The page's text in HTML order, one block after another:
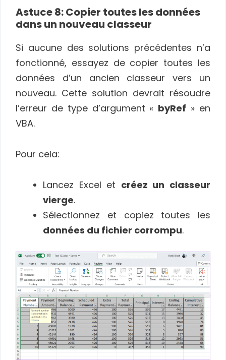
Astuce 8: Copier toutes les données
dans un nouveau classeur
Si aucune des solutions précédentes n’a
fonctionné, essayez de copier toutes les
données d’un ancien classeur vers un
nouveau. Cette solution devrait résoudre
l’erreur de type d’argument « byRef » en
VBA.
Pour cela:
Lancez Excel et créez un classeur
vierge.
Sélectionnez et copiez toutes les
données du fichier corrompu.